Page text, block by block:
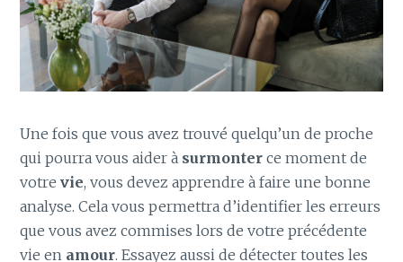
Une fois que vous avez trouvé quelqu’un de proche
qui pourra vous aider à surmonterce moment de
votrevie, vous devez apprendre à faire une bonne
analyse. Cela vous permettra d’identifier les erreurs
que vous avez commises lors de votre précédente
vie en amour. Essayez aussi de détecter toutes les